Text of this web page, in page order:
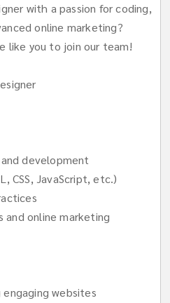
with a passion for coding,
online marketing?
like you to join our team!
development
CSS, JavaScript, etc.)
and online marketing
websites